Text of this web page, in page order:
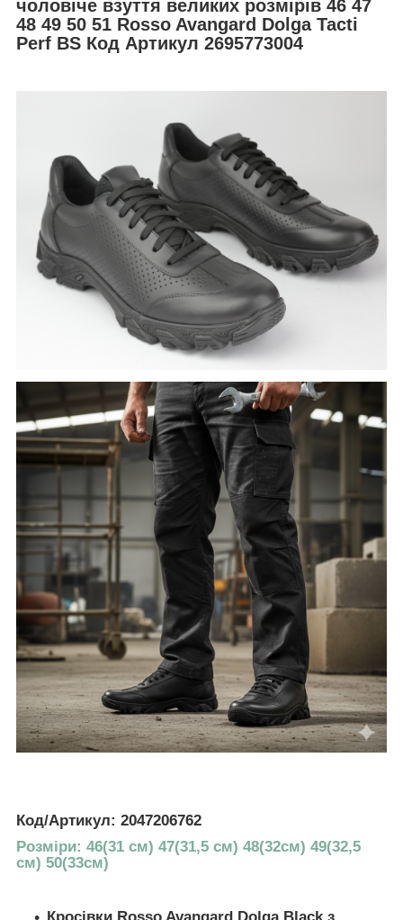
чоловіче взуття великих розмірів 46 47
48 49 50 51 Rosso Avangard Dolga Tacti
Perf BS Код Артикул 2695773004
Код/Артикул: 2047206762
Розміри: 46(31 см) 47(31,5 см) 48(32см) 49(32,5
см) 50(33см)